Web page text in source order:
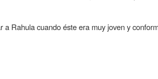
Rahula cuando éste era muy joven y